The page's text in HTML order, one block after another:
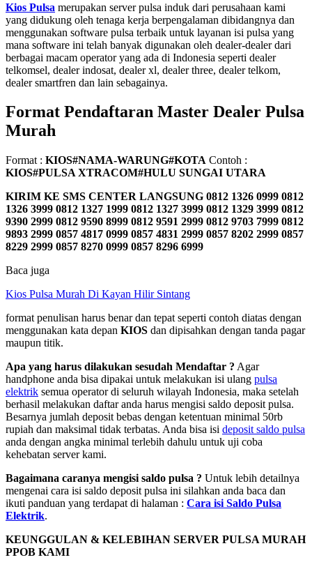
Kios Pulsa merupakan server pulsa induk dari perusahaan kami
yang didukung oleh tenaga kerja berpengalaman dibidangnya dan
menggunakan software pulsa terbaik untuk layanan isi pulsa yang
mana software ini telah banyak digunakan oleh dealer-dealer dari
berbagai macam operator yang ada di Indonesia seperti dealer
telkomsel, dealer indosat, dealer xl, dealer three, dealer telkom,
dealer smartfren dan lain sebagainya.
Format Pendaftaran Master Dealer Pulsa
Murah
Format : KIOS#NAMA-WARUNG#KOTA Contoh :
KIOS#PULSA XTRACOM#HULU SUNGAI UTARA
KIRIM KE SMS CENTER LANGSUNG 0812 1326 0999 0812
1326 3999 0812 1327 1999 0812 1327 3999 0812 1329 3999 0812
9390 2999 0812 9590 8999 0812 9591 2999 0812 9703 7999 0812
9893 2999 0857 4817 0999 0857 4831 2999 0857 8202 2999 0857
8229 2999 0857 8270 0999 0857 8296 6999
Baca juga
Kios Pulsa Murah Di Kayan Hilir Sintang
format penulisan harus benar dan tepat seperti contoh diatas dengan
menggunakan kata depan KIOS dan dipisahkan dengan tanda pagar
maupun titik.
Apa yang harus dilakukan sesudah Mendaftar ? Agar
handphone anda bisa dipakai untuk melakukan isi ulang pulsa
elektrik semua operator di seluruh wilayah Indonesia, maka setelah
berhasil melakukan daftar anda harus mengisi saldo deposit pulsa.
Besarnya jumlah deposit bebas dengan ketentuan minimal 50rb
rupiah dan maksimal tidak terbatas. Anda bisa isi deposit saldo pulsa
anda dengan angka minimal terlebih dahulu untuk uji coba
kehebatan server kami.
Bagaimana caranya mengisi saldo pulsa ? Untuk lebih detailnya
mengenai cara isi saldo deposit pulsa ini silahkan anda baca dan
ikuti panduan yang terdapat di halaman : Cara isi Saldo Pulsa
Elektrik.
KEUNGGULAN & KELEBIHAN SERVER PULSA MURAH
PPOB KAMI